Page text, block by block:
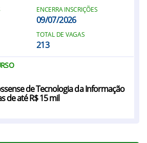
ENCERRA INSCRIÇÕES
09/07/2026
TOTAL DE VAGAS
213
de Tecnologia da Informação
de até R$ 15 mil